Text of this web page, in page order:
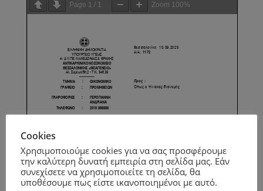
Page 1 / 1 Zoom 100%
Cookies
Χρησιμοποιούμε cookies για να σας προσφέρουμε
την καλύτερη δυνατή εμπειρία στη σελίδα μας. Εάν
συνεχίσετε να χρησιμοποιείτε τη σελίδα, θα
υποθέσουμε πως είστε ικανοποιημένοι με αυτό.